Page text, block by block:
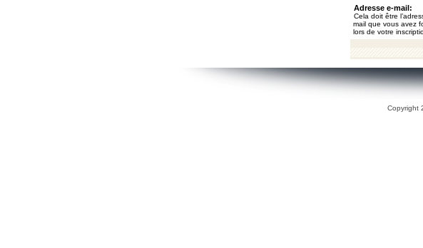
Adresse e-mail:
Cela doit être
mail que vous avez
lors de votre
Copyright